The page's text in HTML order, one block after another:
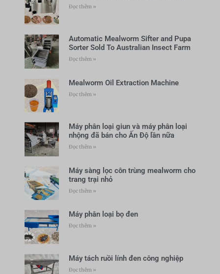
Đọc thêm »
Automatic Mealworm Sifter and Pupa
Sorter Sold To Australian Insect Farm
Đọc thêm »
Mealworm Oil Extraction Machine
Đọc thêm »
Máy phân loại giun và máy phân loại
nhộng đã bán cho Ấn Độ lần nữa
Đọc thêm »
Máy sàng lọc côn trùng mealworm cho
trang trại nhỏ
Đọc thêm »
Máy phân loại bọ đen
Đọc thêm »
Máy tách ruồi lính đen công nghiệp
Đọc thêm »